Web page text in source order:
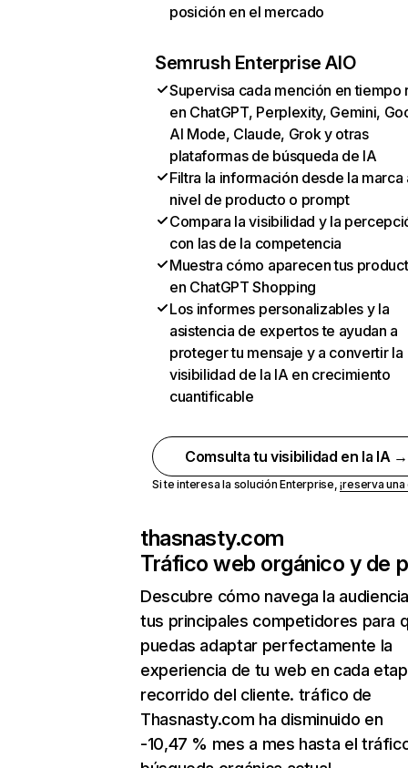
posición en el mercado
Semrush Enterprise AIO
Supervisa cada mención en tiempo
en ChatGPT, Perplexity, Gemini,
AI Mode, Claude, Grok y otras
plataformas de búsqueda de IA
Filtra la información desde la marca
nivel de producto o prompt
Compara la visibilidad y la
con las de la competencia
Muestra cómo aparecen tus
en ChatGPT Shopping
Los informes personalizables y la
asistencia de expertos te ayudan a
proteger tu mensaje y a convertir la
visibilidad de la IA en crecimiento
cuantificable
Comsulta tu visibilidad en la IA →
Si te interesa la solución Enterprise,¡reserva
thasnasty.com
Tráfico web orgánico y de
Descubre cómo navega la
tus principales competidores para
puedas adaptar perfectamente la
experiencia de tu web en cada
recorrido del cliente. tráfico de
Thasnasty.com ha disminuido en
-10,47 % mes a mes hasta el